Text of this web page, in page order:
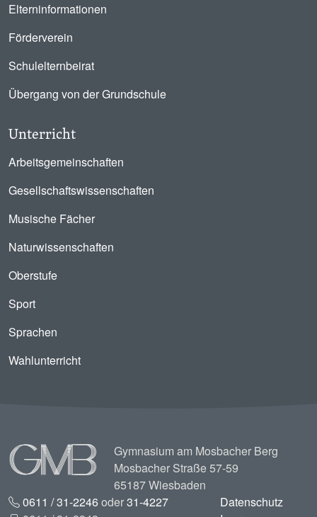
Elterninformationen
Förderverein
Schulelternbeirat
Übergang von der Grundschule
Unterricht
Arbeitsgemeinschaften
Gesellschaftswissenschaften
Musische Fächer
Naturwissenschaften
Oberstufe
Sport
Sprachen
Wahlunterricht
Image
Gymnasium am Mosbacher Berg
Mosbacher Straße 57-59
65187 Wiesbaden
0611 / 31-2246oder31-4227
Datenschutz